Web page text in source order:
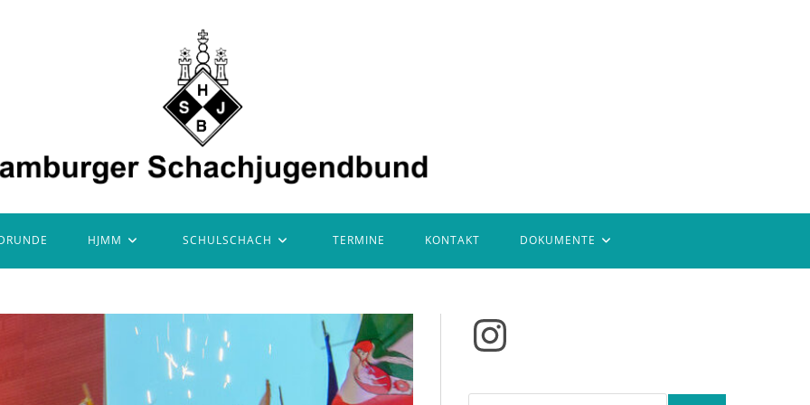
HJMM SCHULSCHACH TERMINE KONTAKT DOKUMENTE
Instagram